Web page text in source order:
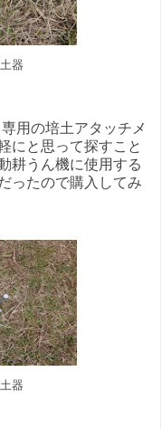
器
用の培土アタッチメ
にと思って探すこと
耕うん機に使用する
ったので購入してみ
器